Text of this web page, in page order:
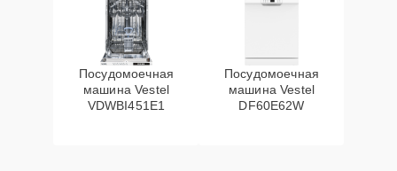
Посудомоечная
машина Vestel
VDWBI451E1
Посудомоечная
машина Vestel
DF60E62W